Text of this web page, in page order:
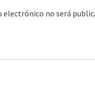
electrónico no será